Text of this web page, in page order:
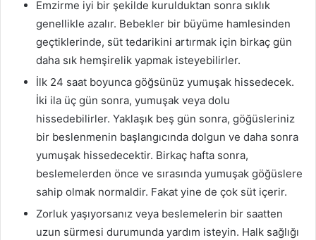
Emzirme iyi bir şekilde kurulduktan sonra sıklık
genellikle azalır. Bebekler bir büyüme hamlesinden
geçtiklerinde, süt tedarikini artırmak için birkaç gün
daha sık hemşirelik yapmak isteyebilirler.
İlk 24 saat boyunca göğsünüz yumuşak hissedecek.
İki ila üç gün sonra, yumuşak veya dolu
hissedebilirler. Yaklaşık beş gün sonra, göğüsleriniz
bir beslenmenin başlangıcında dolgun ve daha sonra
yumuşak hissedecektir. Birkaç hafta sonra,
beslemelerden önce ve sırasında yumuşak göğüslere
sahip olmak normaldir. Fakat yine de çok süt içerir.
Zorluk yaşıyorsanız veya beslemelerin bir saatten
uzun sürmesi durumunda yardım isteyin. Halk sağlığı